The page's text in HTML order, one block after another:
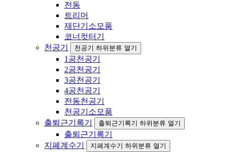
전동
트리머
재단기소모품
코너컷터기
천공기
천공기 하위분류 열기
1공천공기
2공천공기
3공천공기
4공천공기
전동천공기
천공기소모품
출퇴근기록기
출퇴근기록기 하위분류 열기
출퇴근기록기
지폐계수기
지폐계수기 하위분류 열기